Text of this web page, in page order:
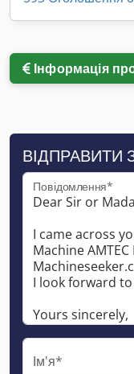
Інформація
ВІДПРАВИТИ
Повідомлення*
Ім'я*